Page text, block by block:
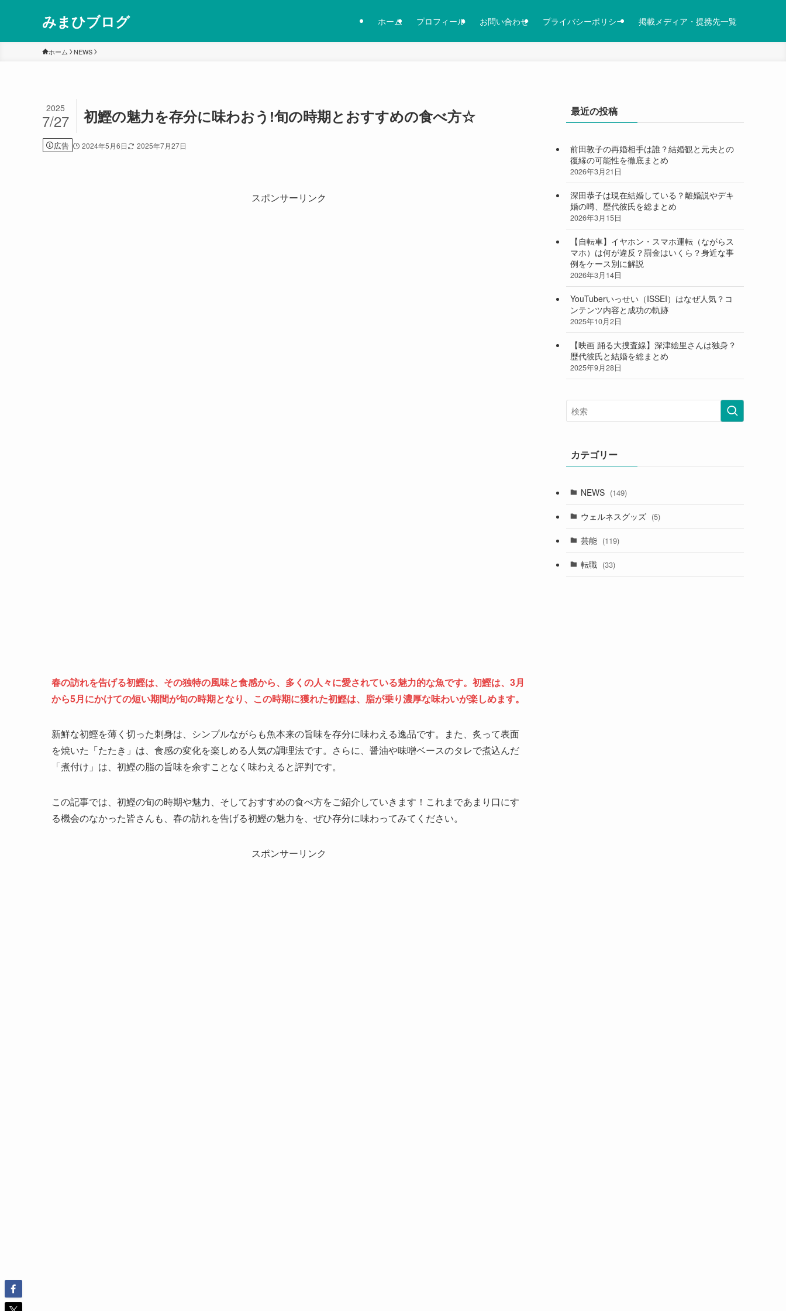
みまひブログ ホーム プロフィール お問い合わせ プライバシーポリシー 掲載メディア・提携先一覧
ホーム NEWS
初鰹の魅力を存分に味わおう!旬の時期とおすすめの食べ方☆
2025
7/27
広告 2024年5月6日 2025年7月27日
スポンサーリンク
春の訪れを告げる初鰹は、その独特の風味と食感から、多くの人々に愛されている魅力的な魚です。初鰹は、3月
から5月にかけての短い期間が旬の時期となり、この時期に獲れた初鰹は、脂が乗り濃厚な味わいが楽しめます。
新鮮な初鰹を薄く切った刺身は、シンプルながらも魚本来の旨味を存分に味わえる逸品です。また、炙って表面
を焼いた「たたき」は、食感の変化を楽しめる人気の調理法です。さらに、醤油や味噌ベースのタレで煮込んだ
「煮付け」は、初鰹の脂の旨味を余すことなく味わえると評判です。
この記事では、初鰹の旬の時期や魅力、そしておすすめの食べ方をご紹介していきます！これまであまり口にす
る機会のなかった皆さんも、春の訪れを告げる初鰹の魅力を、ぜひ存分に味わってみてください。
スポンサーリンク
最近の投稿
前田敦子の再婚相手は誰？結婚観と元夫との
復縁の可能性を徹底まとめ
2026年3月21日
深田恭子は現在結婚している？離婚説やデキ
婚の噂、歴代彼氏を総まとめ
2026年3月15日
【自転車】イヤホン・スマホ運転（ながらス
マホ）は何が違反？罰金はいくら？身近な事
例をケース別に解説
2026年3月14日
YouTuberいっせい（ISSEI）はなぜ人気？コ
ンテンツ内容と成功の軌跡
2025年10月2日
【映画 踊る大捜査線】深津絵里さんは独身？
歴代彼氏と結婚を総まとめ
2025年9月28日
カテゴリー
NEWS (149)
ウェルネスグッズ (5)
芸能 (119)
転職 (33)